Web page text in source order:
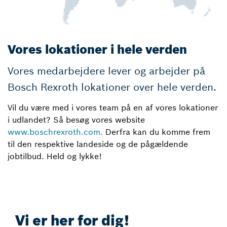
Vores lokationer i hele verden
Vores medarbejdere lever og arbejder på
Bosch Rexroth lokationer over hele verden.
Vil du være med i vores team på en af vores lokationer
i udlandet? Så besøg vores website
www.boschrexroth.com. Derfra kan du komme frem
til den respektive landeside og de pågældende
jobtilbud. Held og lykke!
Vi er her for dig!